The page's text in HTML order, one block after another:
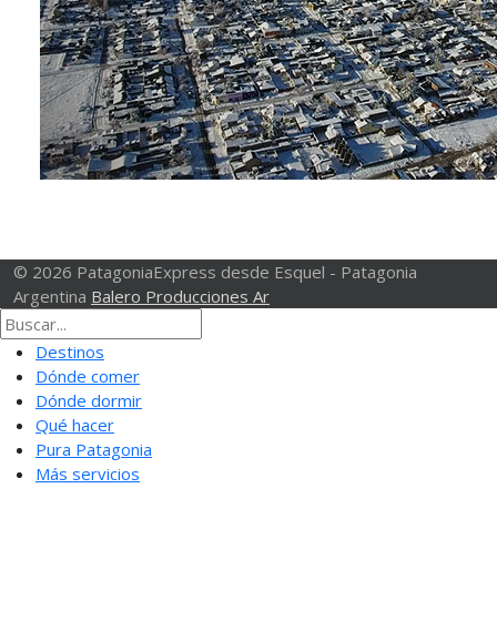
© 2026 PatagoniaExpress desde Esquel - Patagonia
Argentina Balero Producciones Ar
Destinos
Dónde comer
Dónde dormir
Qué hacer
Pura Patagonia
Más servicios